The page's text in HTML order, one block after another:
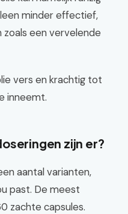
minder effectief,
zoals een vervelende
vers en krachtig tot
inneemt.
zijn er?
aantal varianten,
past. De meest
zachte capsules.